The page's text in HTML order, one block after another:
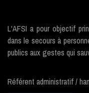
L'AFSI a pour objectif
dans le secours à
publics aux gestes qui
Référent administratif /